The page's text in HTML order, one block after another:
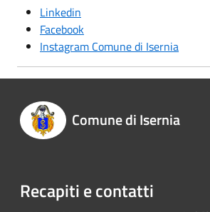
Linkedin
Facebook
Instagram Comune di Isernia
Comune di Isernia
Recapiti e contatti